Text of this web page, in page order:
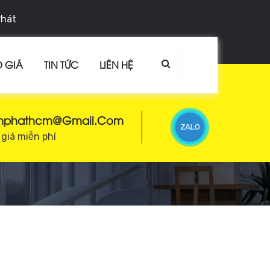
GIÁ TIN TỨC LIÊN HỆ
miễn phí
ZALO